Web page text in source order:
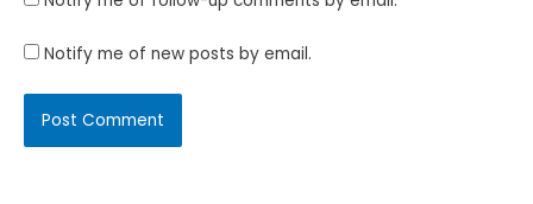
Notify me of new posts by email.